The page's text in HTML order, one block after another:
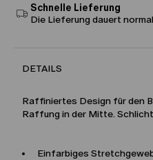
Schnelle Lieferung
Die Lieferung dauert
DETAILS
Raffiniertes Design für den
Raffung in der Mitte.
Einfarbiges